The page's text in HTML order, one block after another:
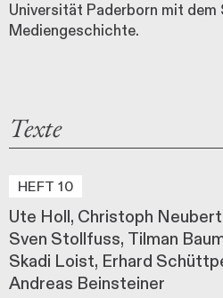
Universität Paderborn mit dem
Mediengeschichte.
Texte
HEFT 10
Ute Holl Christoph Neubert
Sven Stollfuss Tilman
Skadi Loist Erhard
Andreas Beinsteiner